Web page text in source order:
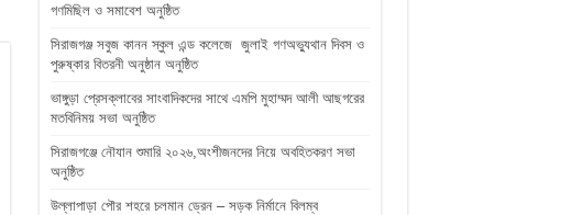
গণমিছিল ও সমাবেশ অনুষ্ঠিত
সিরাজগঞ্জ সবুজ কানন স্কুল এন্ড কলেজে জুলাই গণঅভ্যুথান দিবস ও
পুরুষ্কার বিতরনী অনুষ্ঠান অনুষ্ঠিত
ভাঙ্গুড়া প্রেসক্লাবের সাংবাদিকদের সাথে এমপি মুহাম্মদ আলী আছগরের
মতবিনিময় সভা অনুষ্ঠিত
সিরাজগঞ্জে নৌযান শুমারি ২০২৬,অংশীজনদের নিয়ে অবহিতকরণ সভা
অনুষ্ঠিত
উল্লাপাড়া পৌর শহরে চলমান ড্রেন – সড়ক নির্মানে বিলম্ব